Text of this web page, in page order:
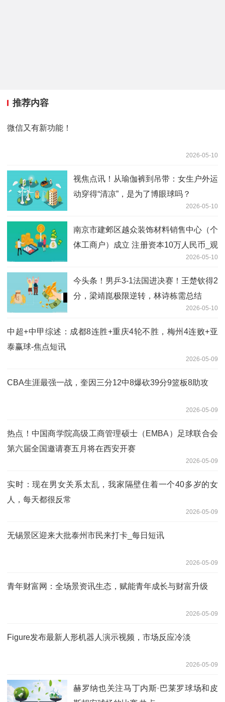
推荐内容
微信又有新功能！
2026-05-10
视焦点讯！从瑜伽裤到吊带：女生户外运
动穿得“清凉”，是为了博眼球吗？
2026-05-10
南京市建邺区越众装饰材料销售中心（个
体工商户）成立 注册资本10万人民币_观
2026-05-10
今头条！男乒3-1法国进决赛！王楚钦得2
分，梁靖崑极限逆转，林诗栋需总结
2026-05-10
中超+中甲综述：成都8连胜+重庆4轮不胜，梅州4连败+亚
泰赢球-焦点短讯
2026-05-09
CBA生涯最强一战，奎因三分12中8爆砍39分9篮板8助攻
2026-05-09
热点！中国商学院高级工商管理硕士（EMBA）足球联合会
第六届全国邀请赛五月将在西安开赛
2026-05-09
实时：现在男女关系太乱，我家隔壁住着一个40多岁的女
人，每天都很反常
2026-05-09
无锡景区迎来大批泰州市民来打卡_每日短讯
2026-05-09
青年财富网：全场景资讯生态，赋能青年成长与财富升级
2026-05-09
Figure发布最新人形机器人演示视频，市场反应冷淡
2026-05-09
赫罗纳也关注马丁内斯·巴莱罗球场和皮